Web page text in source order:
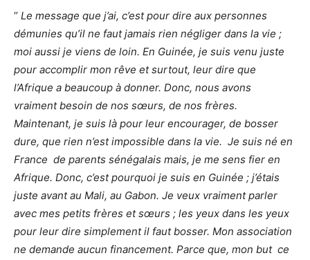
‘’ Le message que j’ai, c’est pour dire aux personnes
démunies qu’il ne faut jamais rien négliger dans la vie ;
moi aussi je viens de loin. En Guinée, je suis venu juste
pour accomplir mon rêve et surtout, leur dire que
l’Afrique a beaucoup à donner. Donc, nous avons
vraiment besoin de nos sœurs, de nos frères.
Maintenant, je suis là pour leur encourager, de bosser
dure, que rien n’est impossible dans la vie. Je suis né en
France de parents sénégalais mais, je me sens fier en
Afrique. Donc, c’est pourquoi je suis en Guinée ; j’étais
juste avant au Mali, au Gabon. Je veux vraiment parler
avec mes petits frères et sœurs ; les yeux dans les yeux
pour leur dire simplement il faut bosser. Mon association
ne demande aucun financement. Parce que, mon but ce